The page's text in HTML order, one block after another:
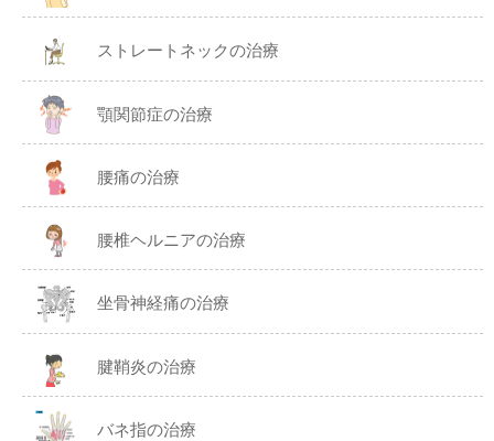
ストレートネックの治療
顎関節症の治療
腰痛の治療
腰椎ヘルニアの治療
坐骨神経痛の治療
腱鞘炎の治療
バネ指の治療